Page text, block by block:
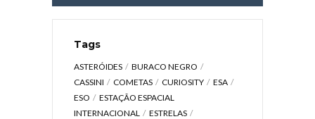
Tags
ASTERÓIDES
BURACO NEGRO
CASSINI
COMETAS CURIOSITY
ESA
ESO
ESTAÇÃO ESPACIAL
INTERNACIONAL
ESTRELAS